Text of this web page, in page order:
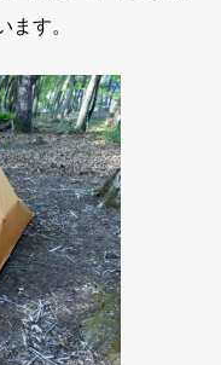
ます。